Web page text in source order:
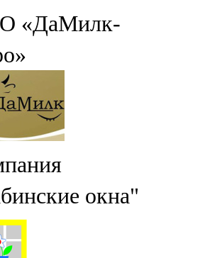
«ДаМилк-
окна"